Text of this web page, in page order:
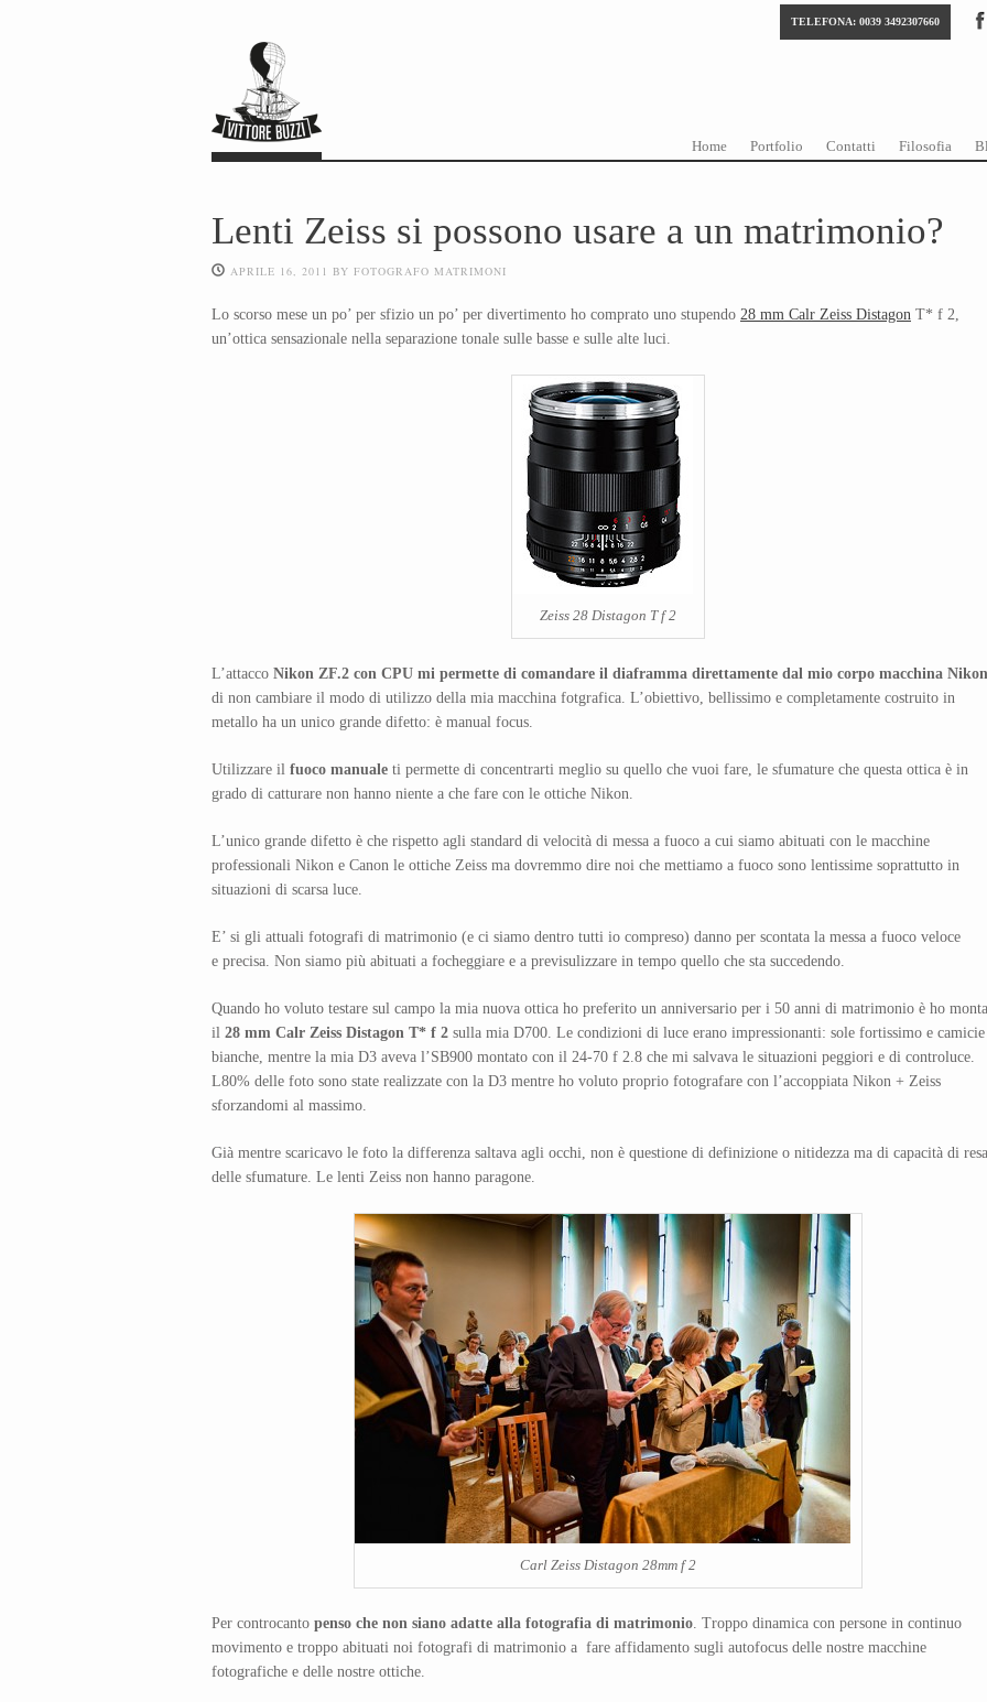
TELEFONA: 0039 3492307660
Menu
Skip to content
Home Portfolio Contatti Filosofia
Lenti Zeiss si possono usare a un matrimonio?
APRILE 16, 2011 BY FOTOGRAFO MATRIMONI
Lo scorso mese un po’ per sfizio un po’ per divertimento ho comprato uno stupendo 28 mm Calr Zeiss Distagon T* f 2,
un’ottica sensazionale nella separazione tonale sulle basse e sulle alte luci.
Zeiss 28 Distagon T f 2
L’attacco Nikon ZF.2 con CPU mi permette di comandare il diaframma direttamente dal mio corpo macchina Nikon
di non cambiare il modo di utilizzo della mia macchina fotgrafica. L’obiettivo, bellissimo e completamente costruito in
metallo ha un unico grande difetto: è manual focus.
Utilizzare il fuoco manuale ti permette di concentrarti meglio su quello che vuoi fare, le sfumature che questa ottica è in
grado di catturare non hanno niente a che fare con le ottiche Nikon.
L’unico grande difetto è che rispetto agli standard di velocità di messa a fuoco a cui siamo abituati con le macchine
professionali Nikon e Canon le ottiche Zeiss ma dovremmo dire noi che mettiamo a fuoco sono lentissime soprattutto in
situazioni di scarsa luce.
E’ si gli attuali fotografi di matrimonio (e ci siamo dentro tutti io compreso) danno per scontata la messa a fuoco veloce
e precisa. Non siamo più abituati a focheggiare e a previsulizzare in tempo quello che sta succedendo.
Quando ho voluto testare sul campo la mia nuova ottica ho preferito un anniversario per i 50 anni di matrimonio è ho
il 28 mm Calr Zeiss Distagon T* f 2 sulla mia D700. Le condizioni di luce erano impressionanti: sole fortissimo e camicie
bianche, mentre la mia D3 aveva l’SB900 montato con il 24-70 f 2.8 che mi salvava le situazioni peggiori e di controluce.
L80% delle foto sono state realizzate con la D3 mentre ho voluto proprio fotografare con l’accoppiata Nikon + Zeiss
sforzandomi al massimo.
Già mentre scaricavo le foto la differenza saltava agli occhi, non è questione di definizione o nitidezza ma di capacità di resa
delle sfumature. Le lenti Zeiss non hanno paragone.
Carl Zeiss Distagon 28mm f 2
Per controcanto penso che non siano adatte alla fotografia di matrimonio. Troppo dinamica con persone in continuo
movimento e troppo abituati noi fotografi di matrimonio a fare affidamento sugli autofocus delle nostre macchine
fotografiche e delle nostre ottiche.